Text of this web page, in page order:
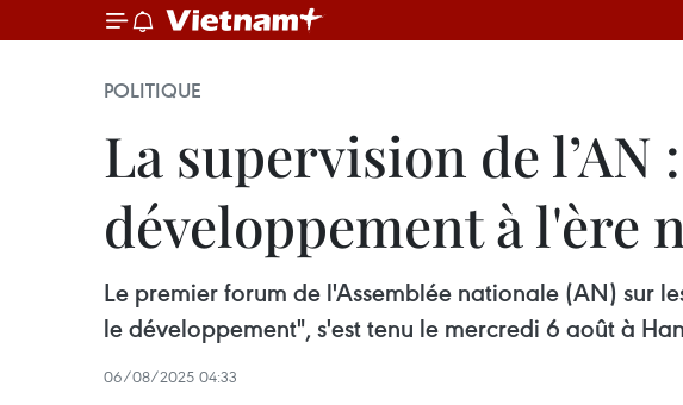
POLITIQUE
La supervision de
développement à l'ère
Le premier forum de l'Assemblée nationale (AN) sur
le développement", s'est tenu le mercredi 6 août à
06/08/2025 04:33